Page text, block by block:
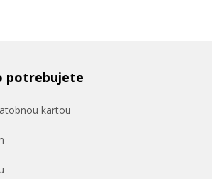
potrebujete
kartou